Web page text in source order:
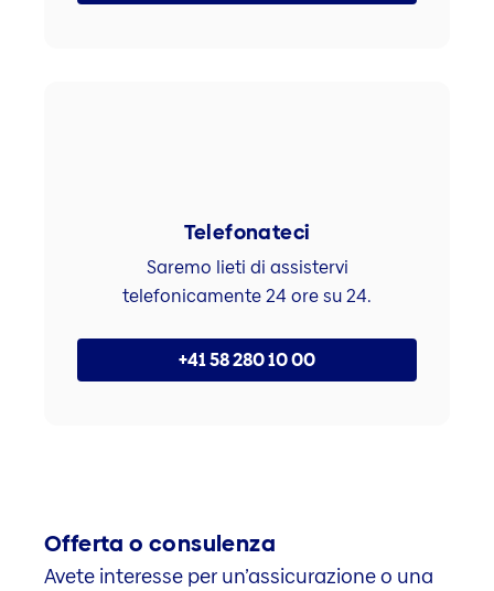
Telefonateci
Saremo lieti di assistervi
telefonicamente 24 ore su 24.
+41 58 280 10 00
Offerta o consulenza
Avete interesse per un’assicurazione o una